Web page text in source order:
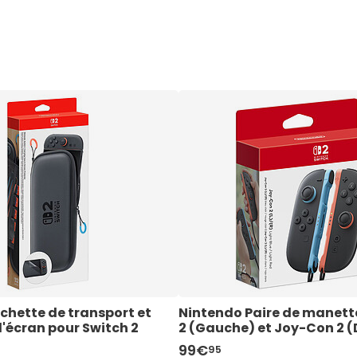
spécialistes ont sélectionné pour vous les consoles,
de transport et
pour Switch 2
Nintendo Paire de
2 (Gauche) et Joy-Con 2
99€95
secteur pour
Nintendo Paire de
24€95
OLED - Bleu/Rouge
Nintendo Switch OLED -
359€95